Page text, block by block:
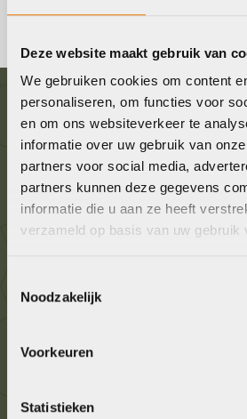
Deze website maakt gebruik van
We gebruiken cookies om content
personaliseren, om functies voor
en om ons websiteverkeer te
informatie over uw gebruik van
partners voor social media,
partners kunnen deze gegevens
informatie die u aan ze heeft
verzameld op basis van uw gebruik
Noodzakelijk
Voorkeuren
Statistieken
Graag in contact
Wij staan voor je klaar! Neem
onderstaande gegevens.
036 5304422
Kom langs!